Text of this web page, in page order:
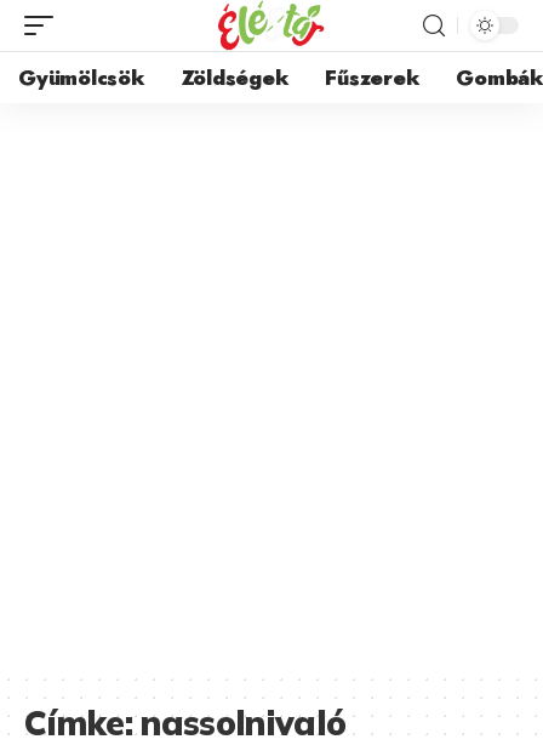
Gyümölcsök Zöldségek Fűszerek Gombák
Címke:nassolnivaló